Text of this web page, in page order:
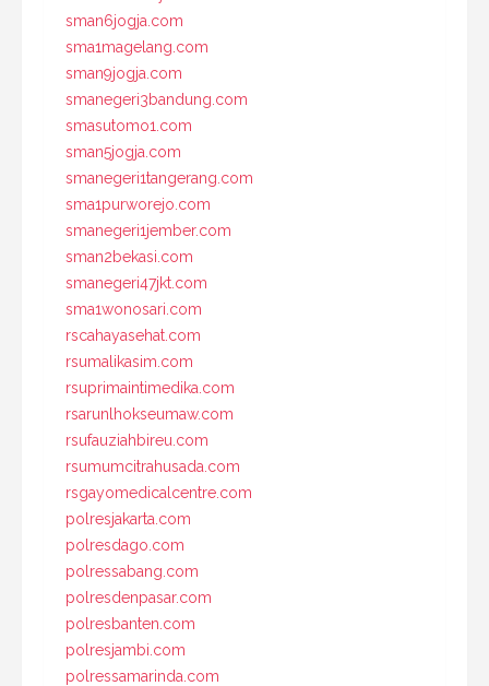
sman6jogja.com
sma1magelang.com
sman9jogja.com
smanegeri3bandung.com
smasutomo1.com
sman5jogja.com
smanegeri1tangerang.com
sma1purworejo.com
smanegeri1jember.com
sman2bekasi.com
smanegeri47jkt.com
sma1wonosari.com
rscahayasehat.com
rsumalikasim.com
rsuprimaintimedika.com
rsarunlhokseumaw.com
rsufauziahbireu.com
rsumumcitrahusada.com
rsgayomedicalcentre.com
polresjakarta.com
polresdago.com
polressabang.com
polresdenpasar.com
polresbanten.com
polresjambi.com
polressamarinda.com